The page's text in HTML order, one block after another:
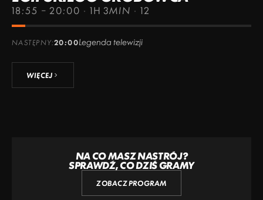
18:55 – 20:00 · 1H 3MIN · 12
NASTĘPNY:20:00Legenda telewizji
WIĘCEJ
NA CO MASZ NASTRÓJ?
SPRAWDŹ, CO DZIŚ GRAMY
ZOBACZ PROGRAM